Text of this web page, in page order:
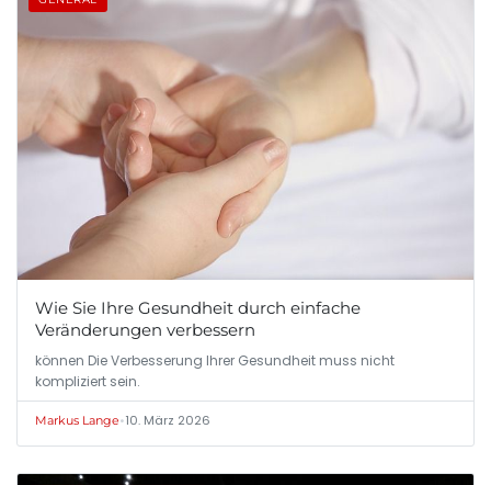
Wie Sie Ihre Gesundheit durch einfache
Veränderungen verbessern
können Die Verbesserung Ihrer Gesundheit muss nicht
kompliziert sein.
Markus Lange•10. März 2026